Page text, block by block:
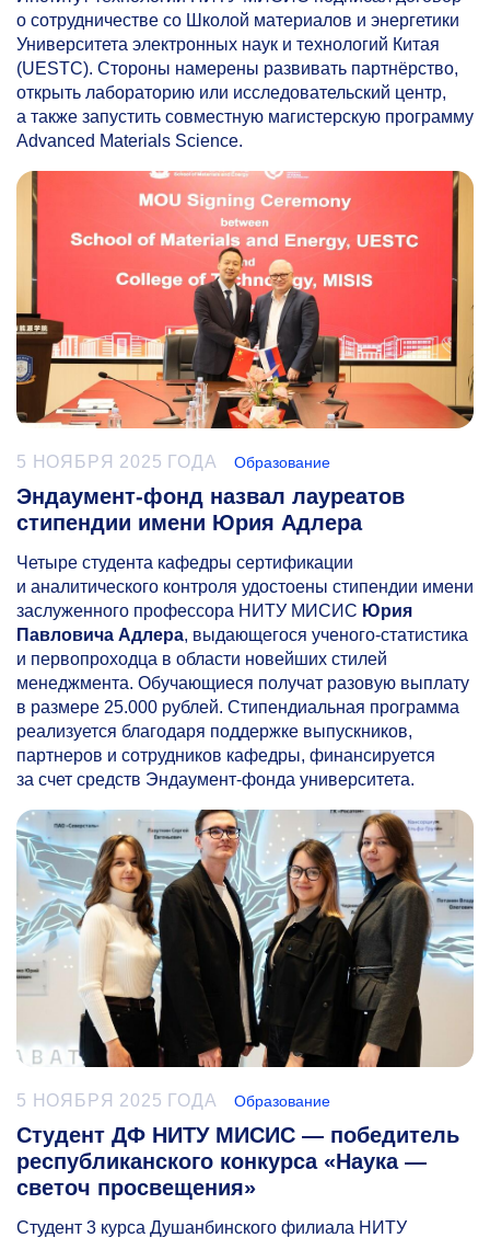
о сотрудничестве со Школой материалов и энергетики
Университета электронных наук и технологий Китая
(UESTC). Стороны намерены развивать партнёрство,
открыть лабораторию или исследовательский центр,
а также запустить совместную магистерскую программу
Advanced Materials Science.
5 НОЯБРЯ 2025 ГОДА Образование
Эндаумент-фонд назвал лауреатов
стипендии имени Юрия Адлера
Четыре студента кафедры сертификации
и аналитического контроля удостоены стипендии имени
заслуженного профессора НИТУ МИСИС Юрия
Павловича Адлера, выдающегося ученого-статистика
и первопроходца в области новейших стилей
менеджмента. Обучающиеся получат разовую выплату
в размере 25.000 рублей. Стипендиальная программа
реализуется благодаря поддержке выпускников,
партнеров и сотрудников кафедры, финансируется
за счет средств Эндаумент-фонда университета.
5 НОЯБРЯ 2025 ГОДА Образование
Студент ДФ НИТУ МИСИС — победитель
республиканского конкурса «Наука —
светоч просвещения»
Студент 3 курса Душанбинского филиала НИТУ